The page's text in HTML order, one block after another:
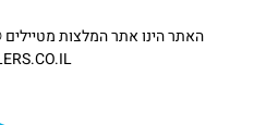
האתר הינו אתר המלצות